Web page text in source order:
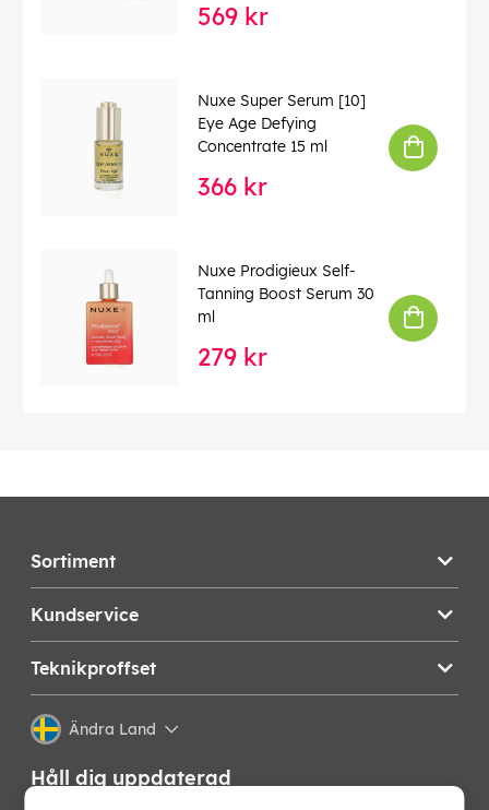
569 kr
Nuxe Super Serum [10]
Eye Age Defying
Concentrate 15 ml
366 kr
Nuxe Prodigieux Self-
Tanning Boost Serum 30
ml
279 kr
Sortiment
Kundservice
Teknikproffset
Ändra Land
Håll dig uppdaterad